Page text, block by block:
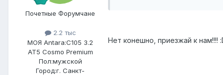
Почетные Форумчане
2.2 тыс
МОЯ Antara:C105 3.2
AT5 Cosmo Premium
Пол:мужской
Город:г. Санкт-
Нет конешно, приезжай к нам!!!!